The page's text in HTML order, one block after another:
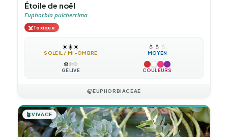
Étoile de noël
Euphorbia pulcherrima
☠️Toxique
☀️☀️☀️
SOLEIL / MI-OMBRE
💧 💧 💧
MOYEN
❄️❄️❄️
GÉLIVE COULEURS
🍃EUPHORBIACEAE
🪴VIVACE